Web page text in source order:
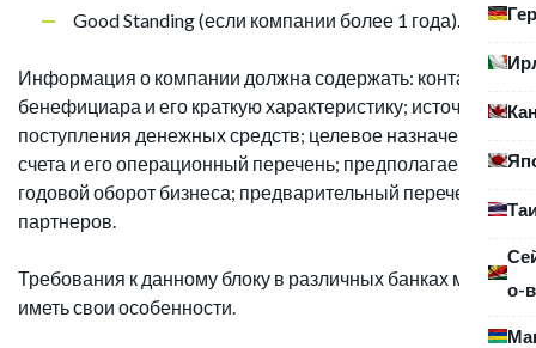
о-
Good Standing (если компании более 1 года).
Информация о компании должна содержать: контакты
бенефициара и его краткую характеристику; источники
поступления денежных средств; целевое назначение
счета и его операционный перечень; предполагаемый
годовой оборот бизнеса; предварительный перечень
партнеров.
Требования к данному блоку в различных банках могут
иметь свои особенности.